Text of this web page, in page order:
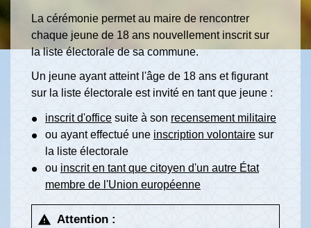
La cérémonie permet au maire de rencontrer
chaque jeune de 18 ans nouvellement inscrit sur
la liste électorale de sa commune.
Un jeune ayant atteint l'âge de 18 ans et figurant
sur la liste électorale est invité en tant que jeune :
inscrit d'office suite à son recensement militaire
ou ayant effectué une inscription volontaire sur
la liste électorale
ou inscrit en tant que citoyen d'un autre État
membre de l'Union européenne
warning Attention :